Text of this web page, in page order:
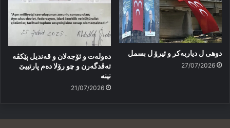
دوهی ل دیاربەکر و ئیرۆ ل بسمل
27/07/2026
دەولەت و ئۆجەلان و قەندیل پێکڤە
تەڤدگەرن و چو رۆلا دەم پارتییێ
نینە
21/07/2026